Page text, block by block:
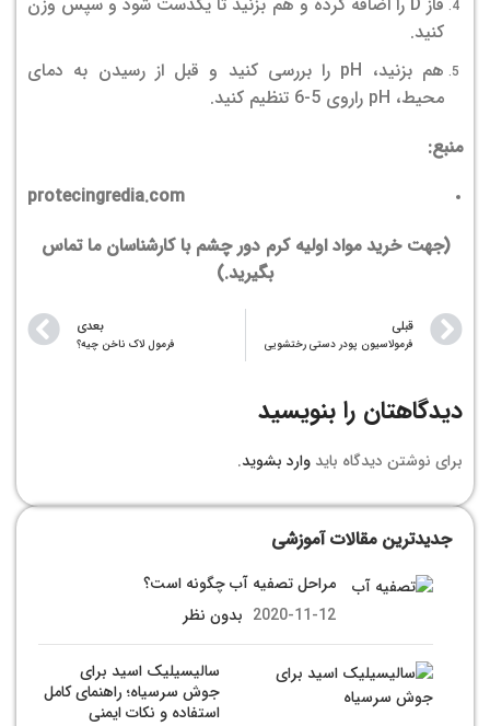
کنید.
هم بزنید، pH را بررسی کنید و قبل از رسیدن به دمای
محیط، pH راروی 5-6 تنظیم کنید.
منبع:
protecingredia.com
(جهت خرید مواد اولیه کرم دور چشم با کارشناسان ما تماس
بگیرید.)
قبلی
فرمولاسیون پودر دستی رختشویی
بعدی
فرمول لاک ناخن چیه؟
دیدگاهتان را بنویسید
برای نوشتن دیدگاه باید وارد بشوید.
جدیدترین مقالات آموزشی
مراحل تصفیه آب چگونه است؟
2020-11-12 بدون نظر
سالیسیلیک اسید برای
جوش سرسیاه؛ راهنمای کامل
استفاده و نکات ایمنی